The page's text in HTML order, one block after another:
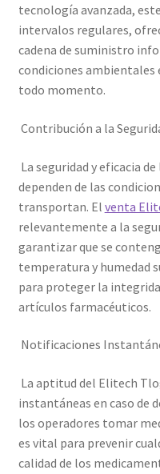
tecnología avanzada,
intervalos regulares,
cadena de suministro
condiciones ambientales
todo momento.
Contribución a la
La seguridad y eficacia
dependen de las
transportan. El venta
relevantemente a la
garantizar que se
temperatura y humedad
para proteger la
artículos farmacéuticos.
Notificaciones
La aptitud del Elitech
instantáneas en caso de
los operadores tomar
es vital para prevenir
calidad de los